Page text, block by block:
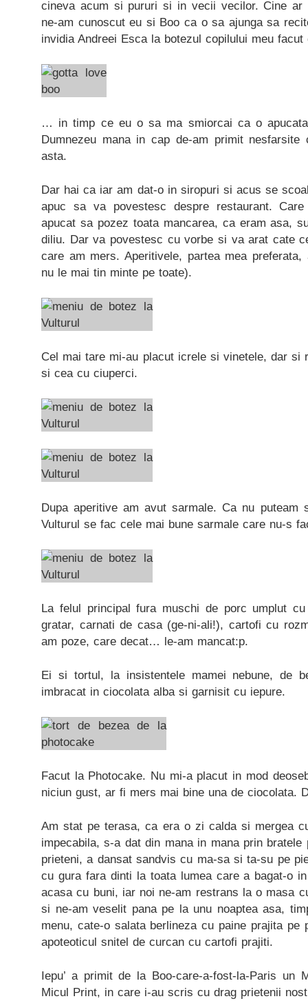
cineva acum si pururi si in vecii vecilor. Cine
ne-am cunoscut eu si Boo ca o sa ajunga sa
invidia Andreei Esca la botezul copilului meu
… in timp ce eu o sa ma smiorcai ca o
Dumnezeu mana in cap de-am primit
asta.
Dar hai ca iar am dat-o in siropuri si acus se
apuc sa va povestesc despre restaurant.
apucat sa pozez toata mancarea, ca eram asa,
diliu. Dar va povestesc cu vorbe si va arat cate
care am mers. Aperitivele, partea mea
nu le mai tin minte pe toate).
Cel mai tare mi-au placut icrele si vinetele, dar si
si cea cu ciuperci.
Dupa aperitive am avut sarmale. Ca nu puteam
Vulturul se fac cele mai bune sarmale care nu-s
La felul principal fura muschi de porc umplut
gratar, carnati de casa (ge-ni-ali!), cartofi cu
am poze, care decat… le-am mancat:p.
Ei si tortul, la insistentele mamei nebune, de
imbracat in ciocolata alba si garnisit cu iepure.
Facut la Photocake. Nu mi-a placut in mod
niciun gust, ar fi mers mai bine una de ciocolata.
Am stat pe terasa, ca era o zi calda si mergea
impecabila, s-a dat din mana in mana prin
prieteni, a dansat sandvis cu ma-sa si ta-su pe
cu gura fara dinti la toata lumea care a bagat-o
acasa cu buni, iar noi ne-am restrans la o masa
si ne-am veselit pana pe la unu noaptea asa,
menu, cate-o salata berlineza cu paine prajita pe
apoteoticul snitel de curcan cu cartofi prajiti.
Iepu’ a primit de la Boo-care-a-fost-la-Paris un
Micul Print, in care i-au scris cu drag prietenii